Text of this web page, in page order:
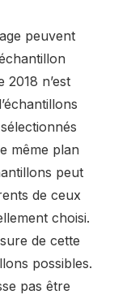
peuvent
2018 n’est
même plan
peut
de ceux
choisi.
de cette
possibles.
pas être